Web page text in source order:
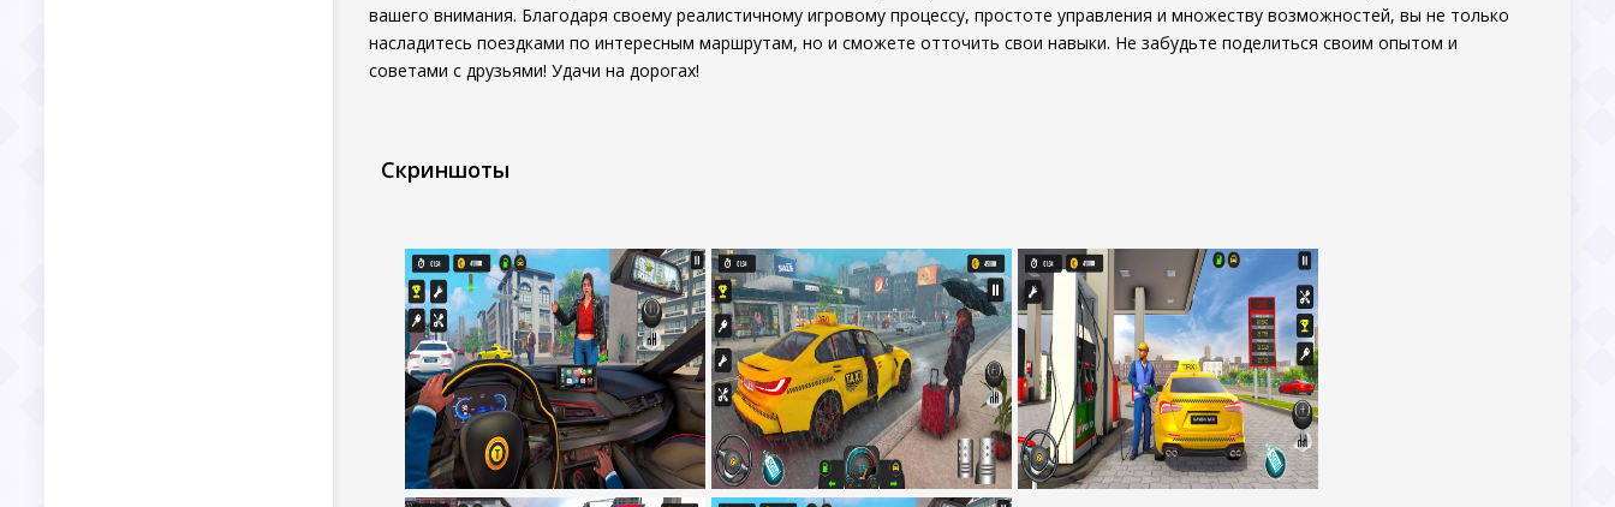
вашего внимания. Благодаря своему реалистичному игровому процессу, простоте управления и множеству возможностей, вы не только
насладитесь поездками по интересным маршрутам, но и сможете отточить свои навыки. Не забудьте поделиться своим опытом и
советами с друзьями! Удачи на дорогах!
Скриншоты